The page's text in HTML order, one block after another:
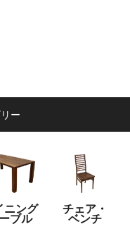
ー
ニング
ブル
チェア・
ベンチ